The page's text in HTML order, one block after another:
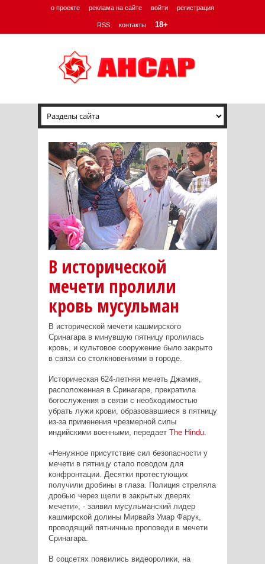
о проекте реклама на сайте войти регистрация
RSS контакты 18+
В исторической
мечети пролили
кровь мусульман
В исторической мечети кашмирского
Сринагара в минувшую пятницу пролилась
кровь, и культовое сооружение было закрыто
в связи со столкновениями в городе.
Историческая 624-летняя мечеть Джамия,
расположенная в Сринагаре, прекратила
богослужения в связи с необходимостью
убрать лужи крови, образовавшиеся в пятницу
из-за применения чрезмерной силы
индийскими военными, передает The Hindu.
«Ненужное присутствие сил безопасности у
мечети в пятницу стало поводом для
конфронтации. Десятки протестующих
получили дробины в глаза. Полиция стреляла
дробью через щели в закрытых дверях
мечети», - заявил мусульманский лидер
кашмирской долины Мирвайз Умар Фарук,
проводящий пятничные проповеди в мечети
Сринагара.
В соцсетях появились видеоролики, на